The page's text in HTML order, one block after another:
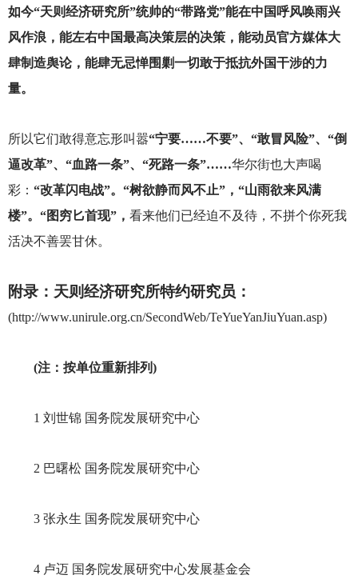
如今“天则经济研究所”统帅的“带路党”能在中国呼风唤雨兴
风作浪，能左右中国最高决策层的决策，能动员官方媒体大
肆制造舆论，能肆无忌惮围剿一切敢于抵抗外国干涉的力
量。
所以它们敢得意忘形叫嚣“宁要……不要”、“敢冒风险”、“倒
逼改革”、“血路一条”、“死路一条”……华尔街也大声喝
彩： “改革闪电战”。“树欲静而风不止”，“山雨欲来风满
楼”。“图穷匕首现”， 看来他们已经迫不及待，不拼个你死我
活决不善罢甘休。
附录：天则经济研究所特约研究员：
(http://www.unirule.org.cn/SecondWeb/TeYueYanJiuYuan.asp)
(注：按单位重新排列)
1 刘世锦 国务院发展研究中心
2 巴曙松 国务院发展研究中心
3 张永生 国务院发展研究中心
4 卢迈 国务院发展研究中心发展基金会